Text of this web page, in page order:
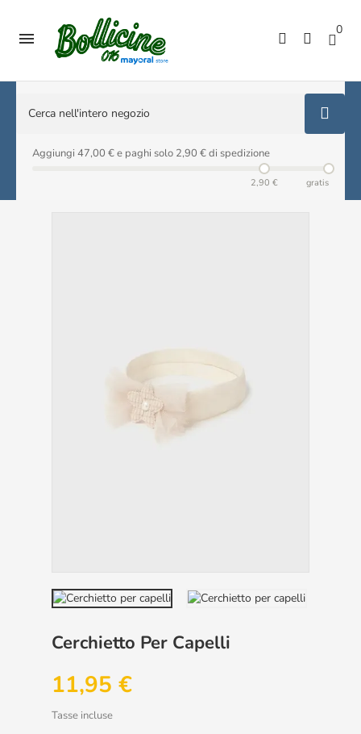
 0
Aggiungi 47,00 € e paghi solo 2,90 € di spedizione
2,90 € gratis
Cerchietto Per Capelli
11,95 €
Tasse incluse